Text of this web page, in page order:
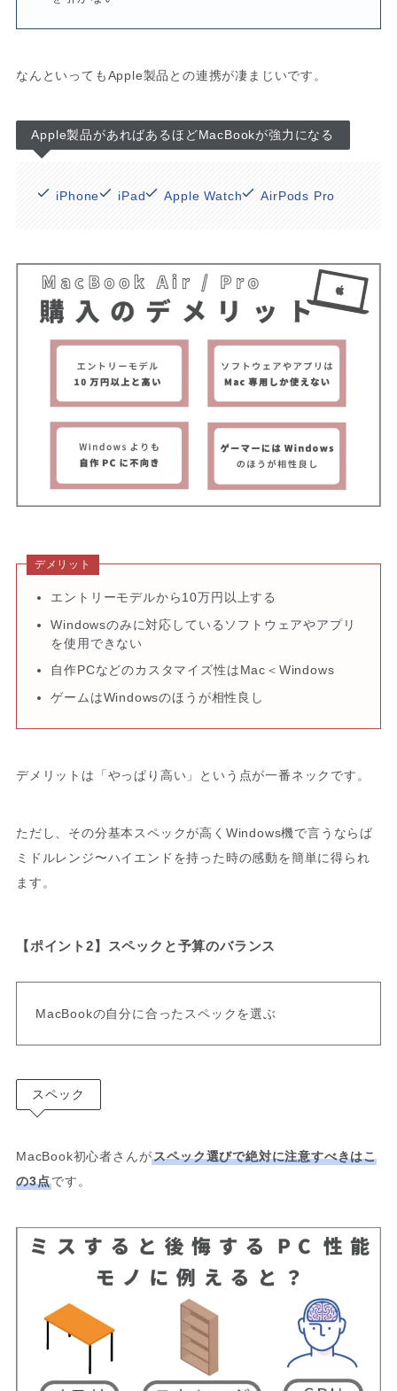
なんといってもApple製品との連携が凄まじいです。
Apple製品があればあるほどMacBookが強力になる
iPhone iPad Apple Watch AirPods Pro
デメリット
エントリーモデルから10万円以上する
Windowsのみに対応しているソフトウェアやアプリ
を使用できない
自作PCなどのカスタマイズ性はMac＜Windows
ゲームはWindowsのほうが相性良し
デメリットは「やっぱり高い」という点が一番ネックです。
ただし、その分基本スペックが高くWindows機で言うならば
ミドルレンジ〜ハイエンドを持った時の感動を簡単に得られ
ます。
【ポイント2】スペックと予算のバランス
MacBookの自分に合ったスペックを選ぶ
スペック
MacBook初心者さんがスペック選びで絶対に注意すべきはこ
の3点です。